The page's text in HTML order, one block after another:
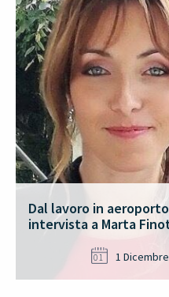
Dal lavoro in
intervista a Marta
01 1